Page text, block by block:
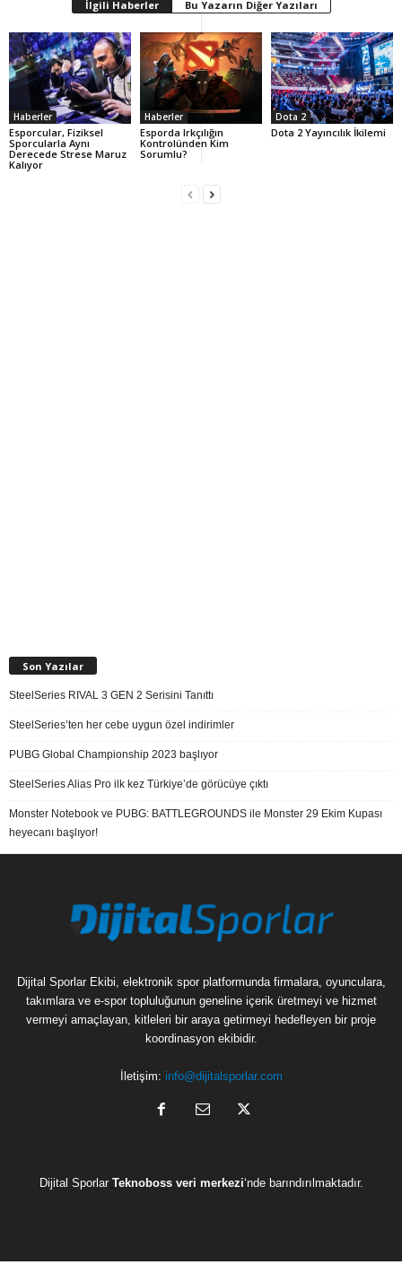
İlgili Haberler Bu Yazarın Diğer Yazıları
Haberler
Esporcular, Fiziksel
Sporcularla Aynı
Derecede Strese Maruz
Kalıyor
Haberler
Esporda Irkçılığın
Kontrolünden Kim
Sorumlu?
Dota 2
Dota 2 Yayıncılık İkilemi
Son Yazılar
SteelSeries RIVAL 3 GEN 2 Serisini Tanıttı
SteelSeries’ten her cebe uygun özel indirimler
PUBG Global Championship 2023 başlıyor
SteelSeries Alias Pro ilk kez Türkiye’de görücüye çıktı
Monster Notebook ve PUBG: BATTLEGROUNDS ile Monster 29 Ekim Kupası
heyecanı başlıyor!
Dijital Sporlar Ekibi, elektronik spor platformunda firmalara, oyunculara,
takımlara ve e-spor topluluğunun geneline içerik üretmeyi ve hizmet
vermeyi amaçlayan, kitleleri bir araya getirmeyi hedefleyen bir proje
koordinasyon ekibidir.
İletişim: info@dijitalsporlar.com
Dijital Sporlar Teknoboss veri merkezi‘nde barındırılmaktadır.